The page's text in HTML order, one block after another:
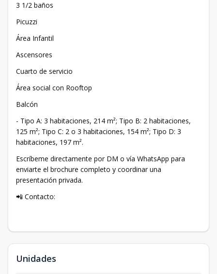
3 1/2 baños
Picuzzi
Área Infantil
Ascensores
Cuarto de servicio
Área social con Rooftop
Balcón
- Tipo A: 3 habitaciones, 214 m²; Tipo B: 2 habitaciones,
125 m²; Tipo C: 2 o 3 habitaciones, 154 m²; Tipo D: 3
habitaciones, 197 m².
Escríbeme directamente por DM o vía WhatsApp para
enviarte el brochure completo y coordinar una
presentación privada.
📲 Contacto:
Unidades